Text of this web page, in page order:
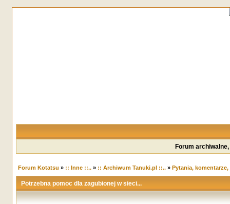
Forum
Forum Kotatsu » :: Inne ::..» :: Archiwum Tanuki.pl ::..» Pytania,
Potrzebna pomoc dla zagubionej w sieci...